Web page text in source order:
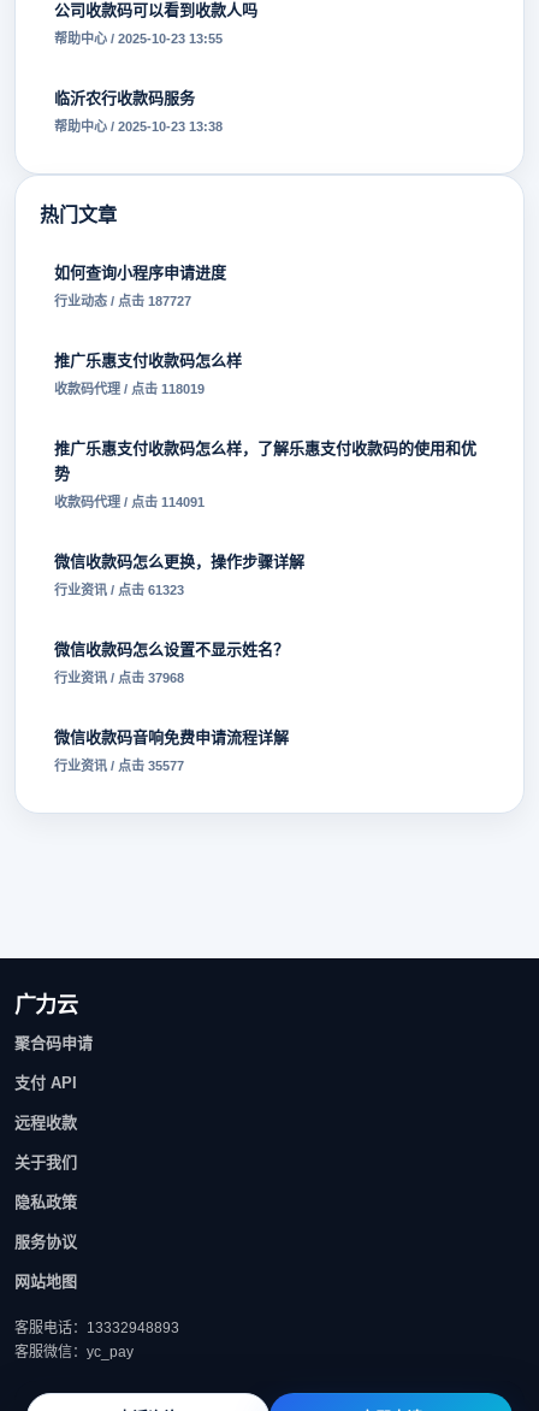
公司收款码可以看到收款人吗
帮助中心 / 2025-10-23 13:55
临沂农行收款码服务
帮助中心 / 2025-10-23 13:38
热门文章
如何查询小程序申请进度
行业动态 / 点击 187727
推广乐惠支付收款码怎么样
收款码代理 / 点击 118019
推广乐惠支付收款码怎么样，了解乐惠支付收款码的使用和优
势
收款码代理 / 点击 114091
微信收款码怎么更换，操作步骤详解
行业资讯 / 点击 61323
微信收款码怎么设置不显示姓名？
行业资讯 / 点击 37968
微信收款码音响免费申请流程详解
行业资讯 / 点击 35577
广力云
聚合码申请
支付 API
远程收款
关于我们
隐私政策
服务协议
网站地图
客服电话：13332948893
客服微信：yc_pay